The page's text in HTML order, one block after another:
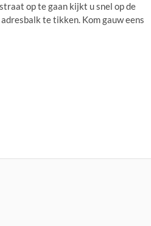
op te gaan kijkt u snel op de
te tikken. Kom gauw eens